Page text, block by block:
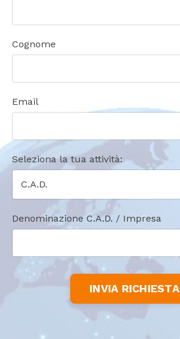
Cognome
Email
Seleziona la tua attività:
Denominazione C.A.D. / Impresa
INVIA RICHIESTA